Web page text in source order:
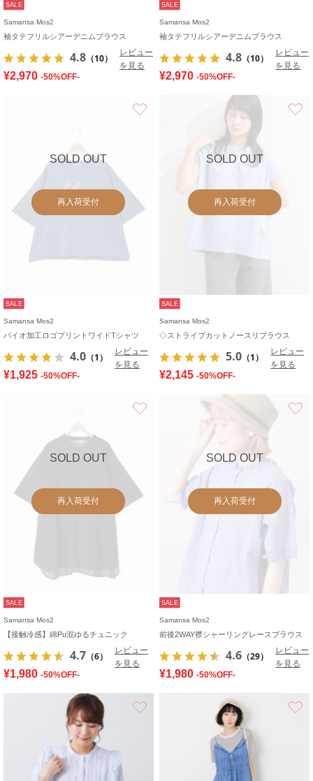
SALE
Samansa Mos2
袖タテフリルシアーデニムブラウス
4.8 （10）
レビュー
を見る
¥2,970 -50%OFF-
SALE
Samansa Mos2
袖タテフリルシアーデニムブラウス
4.8 （10）
レビュー
を見る
¥2,970 -50%OFF-
SOLD OUT
再入荷受付
SALE
Samansa Mos2
バイオ加工ロゴプリントワイドTシャツ
4.0 （1）
レビュー
を見る
¥1,925 -50%OFF-
SOLD OUT
再入荷受付
SALE
Samansa Mos2
◇ストライプカットノースリブラウス
5.0 （1）
レビュー
を見る
¥2,145 -50%OFF-
SOLD OUT
再入荷受付
SALE
Samansa Mos2
【接触冷感】綿Pu混ゆるチュニック
4.7 （6）
レビュー
を見る
¥1,980 -50%OFF-
SOLD OUT
再入荷受付
SALE
Samansa Mos2
前後2WAY襟シャーリングレースブラウス
4.6 （29）
レビュー
を見る
¥1,980 -50%OFF-